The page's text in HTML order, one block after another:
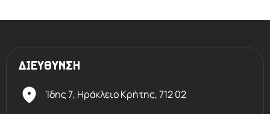
ΔΙΕΥΘΥΝΣΗ
Ίδης 7, Ηράκλειο Kρήτης,712 02